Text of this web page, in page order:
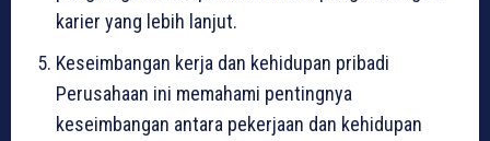
karier yang lebih lanjut.
Keseimbangan kerja dan kehidupan pribadi
Perusahaan ini memahami pentingnya
keseimbangan antara pekerjaan dan kehidupan